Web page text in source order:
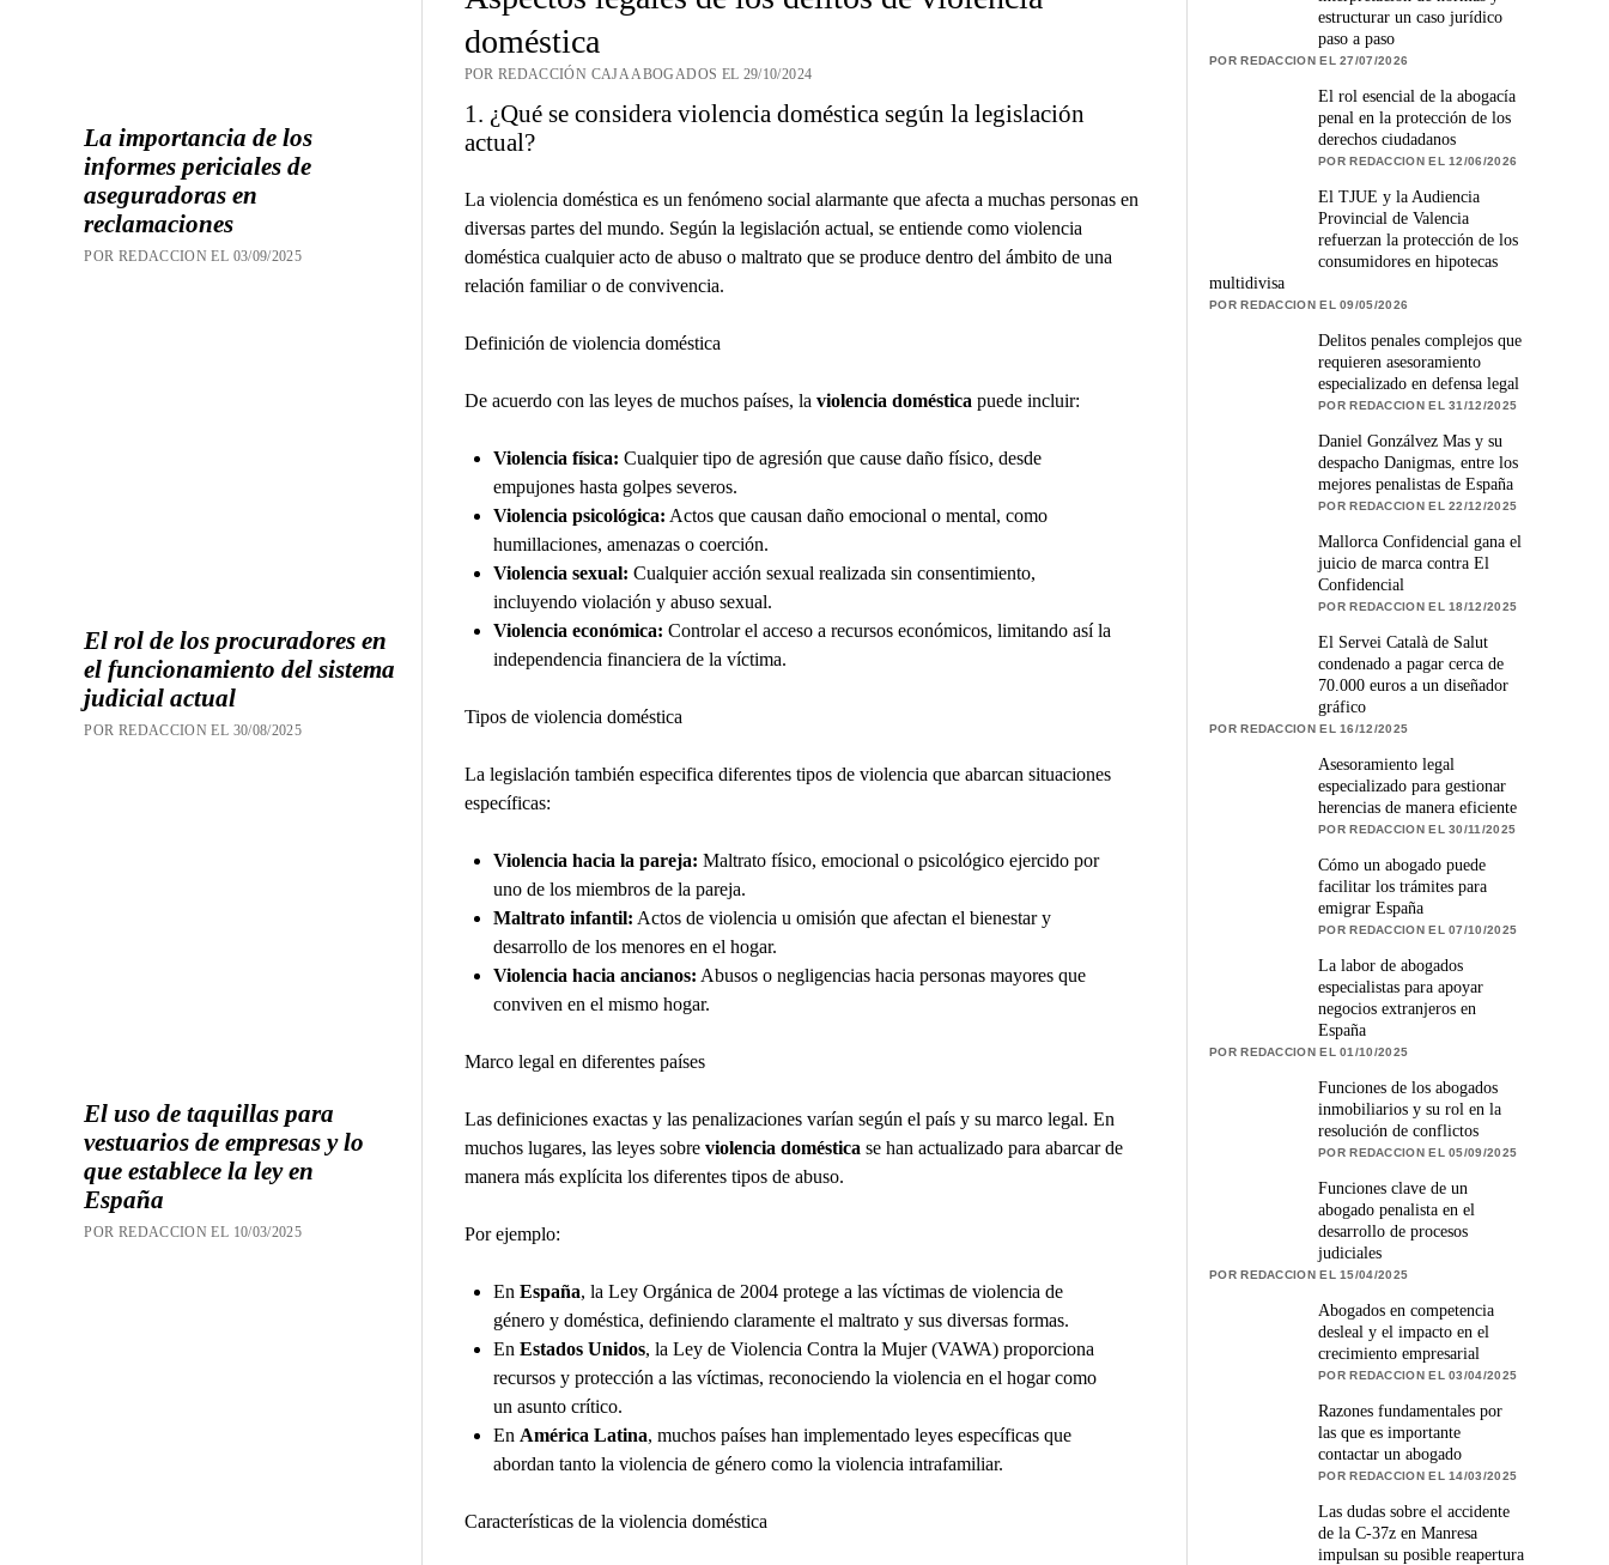
La importancia de los
informes periciales de
aseguradoras en
reclamaciones
POR REDACCION EL 03/09/2025
El rol de los procuradores en
el funcionamiento del sistema
judicial actual
POR REDACCION EL 30/08/2025
El uso de taquillas para
vestuarios de empresas y lo
que establece la ley en
España
POR REDACCION EL 10/03/2025
doméstica
POR REDACCIÓN CAJA ABOGADOS EL 29/10/2024
1. ¿Qué se considera violencia doméstica según la legislación
actual?
La violencia doméstica es un fenómeno social alarmante que afecta a muchas personas en
diversas partes del mundo. Según la legislación actual, se entiende como violencia
doméstica cualquier acto de abuso o maltrato que se produce dentro del ámbito de una
relación familiar o de convivencia.
Definición de violencia doméstica
De acuerdo con las leyes de muchos países, la violencia doméstica puede incluir:
Violencia física: Cualquier tipo de agresión que cause daño físico, desde
empujones hasta golpes severos.
Violencia psicológica: Actos que causan daño emocional o mental, como
humillaciones, amenazas o coerción.
Violencia sexual: Cualquier acción sexual realizada sin consentimiento,
incluyendo violación y abuso sexual.
Violencia económica: Controlar el acceso a recursos económicos, limitando así la
independencia financiera de la víctima.
Tipos de violencia doméstica
La legislación también especifica diferentes tipos de violencia que abarcan situaciones
específicas:
Violencia hacia la pareja: Maltrato físico, emocional o psicológico ejercido por
uno de los miembros de la pareja.
Maltrato infantil: Actos de violencia u omisión que afectan el bienestar y
desarrollo de los menores en el hogar.
Violencia hacia ancianos: Abusos o negligencias hacia personas mayores que
conviven en el mismo hogar.
Marco legal en diferentes países
Las definiciones exactas y las penalizaciones varían según el país y su marco legal. En
muchos lugares, las leyes sobre violencia doméstica se han actualizado para abarcar de
manera más explícita los diferentes tipos de abuso.
Por ejemplo:
En España, la Ley Orgánica de 2004 protege a las víctimas de violencia de
género y doméstica, definiendo claramente el maltrato y sus diversas formas.
En Estados Unidos, la Ley de Violencia Contra la Mujer (VAWA) proporciona
recursos y protección a las víctimas, reconociendo la violencia en el hogar como
un asunto crítico.
En América Latina, muchos países han implementado leyes específicas que
abordan tanto la violencia de género como la violencia intrafamiliar.
Características de la violencia doméstica
estructurar un caso jurídico
paso a paso
POR REDACCION EL 27/07/2026
El rol esencial de la abogacía
penal en la protección de los
derechos ciudadanos
POR REDACCION EL 12/06/2026
El TJUE y la Audiencia
Provincial de Valencia
refuerzan la protección de los
consumidores en hipotecas
multidivisa
POR REDACCION EL 09/05/2026
Delitos penales complejos que
requieren asesoramiento
especializado en defensa legal
POR REDACCION EL 31/12/2025
Daniel Gonzálvez Mas y su
despacho Danigmas, entre los
mejores penalistas de España
POR REDACCION EL 22/12/2025
Mallorca Confidencial gana el
juicio de marca contra El
Confidencial
POR REDACCION EL 18/12/2025
El Servei Català de Salut
condenado a pagar cerca de
70.000 euros a un diseñador
gráfico
POR REDACCION EL 16/12/2025
Asesoramiento legal
especializado para gestionar
herencias de manera eficiente
POR REDACCION EL 30/11/2025
Cómo un abogado puede
facilitar los trámites para
emigrar España
POR REDACCION EL 07/10/2025
La labor de abogados
especialistas para apoyar
negocios extranjeros en
España
POR REDACCION EL 01/10/2025
Funciones de los abogados
inmobiliarios y su rol en la
resolución de conflictos
POR REDACCION EL 05/09/2025
Funciones clave de un
abogado penalista en el
desarrollo de procesos
judiciales
POR REDACCION EL 15/04/2025
Abogados en competencia
desleal y el impacto en el
crecimiento empresarial
POR REDACCION EL 03/04/2025
Razones fundamentales por
las que es importante
contactar un abogado
POR REDACCION EL 14/03/2025
Las dudas sobre el accidente
de la C-37z en Manresa
impulsan su posible reapertura